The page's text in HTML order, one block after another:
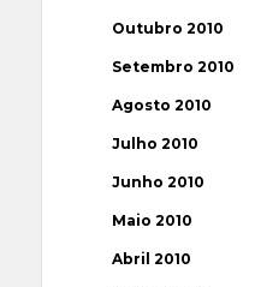
Outubro 2010
Setembro 2010
Agosto 2010
Julho 2010
Junho 2010
Maio 2010
Abril 2010